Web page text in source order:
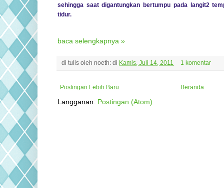
sehingga saat digantungkan bertumpu pada langit2
tidur.
baca selengkapnya »
di tulis oleh noeth: di Kamis, Juli 14, 2011 1 komentar
Postingan Lebih Baru Beranda
Langganan: Postingan (Atom)